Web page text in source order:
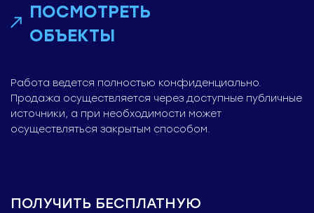
ПОСМОТРЕТЬ
ОБЪЕКТЫ
Работа ведется полностью конфиденциально.
Продажа осуществляется через доступные публичные
источники, а при необходимости может
осуществляться закрытым способом.
ПОЛУЧИТЬ БЕСПЛАТНУЮ